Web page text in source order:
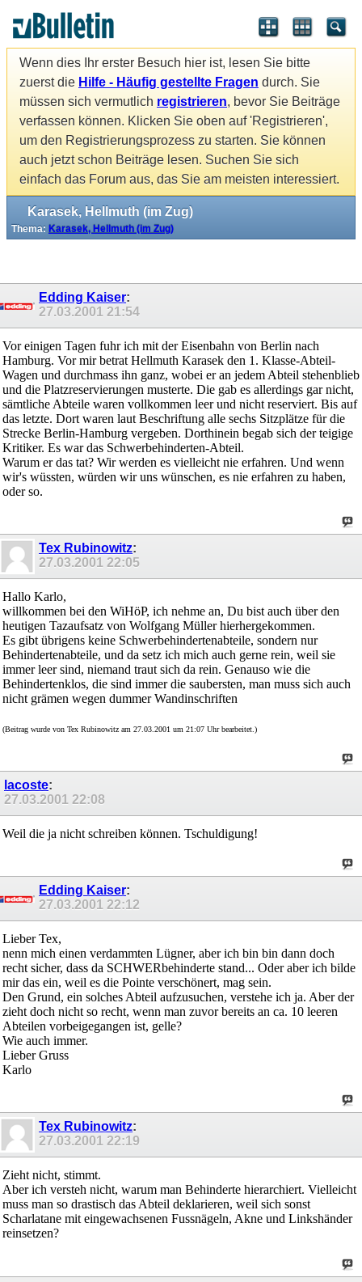
Wenn dies Ihr erster Besuch hier ist, lesen Sie bitte
zuerst die Hilfe - Häufig gestellte Fragen durch. Sie
müssen sich vermutlich registrieren, bevor Sie Beiträge
verfassen können. Klicken Sie oben auf 'Registrieren',
um den Registrierungsprozess zu starten. Sie können
auch jetzt schon Beiträge lesen. Suchen Sie sich
einfach das Forum aus, das Sie am meisten interessiert.
Karasek, Hellmuth (im Zug)
Thema: Karasek, Hellmuth (im Zug)
Edding Kaiser:
27.03.2001 21:54
Vor einigen Tagen fuhr ich mit der Eisenbahn von Berlin nach
Hamburg. Vor mir betrat Hellmuth Karasek den 1. Klasse-Abteil-
Wagen und durchmass ihn ganz, wobei er an jedem Abteil stehenblieb
und die Platzreservierungen musterte. Die gab es allerdings gar nicht,
sämtliche Abteile waren vollkommen leer und nicht reserviert. Bis auf
das letzte. Dort waren laut Beschriftung alle sechs Sitzplätze für die
Strecke Berlin-Hamburg vergeben. Dorthinein begab sich der teigige
Kritiker. Es war das Schwerbehinderten-Abteil.
Warum er das tat? Wir werden es vielleicht nie erfahren. Und wenn
wir's wüssten, würden wir uns wünschen, es nie erfahren zu haben,
oder so.
Tex Rubinowitz:
27.03.2001 22:05
Hallo Karlo,
willkommen bei den WiHöP, ich nehme an, Du bist auch über den
heutigen Tazaufsatz von Wolfgang Müller hierhergekommen.
Es gibt übrigens keine Schwerbehindertenabteile, sondern nur
Behindertenabteile, und da setz ich mich auch gerne rein, weil sie
immer leer sind, niemand traut sich da rein. Genauso wie die
Behindertenklos, die sind immer die saubersten, man muss sich auch
nicht grämen wegen dummer Wandinschriften
(Beitrag wurde von Tex Rubinowitz am 27.03.2001 um 21:07 Uhr bearbeitet.)
lacoste:
27.03.2001 22:08
Weil die ja nicht schreiben können. Tschuldigung!
Edding Kaiser:
27.03.2001 22:12
Lieber Tex,
nenn mich einen verdammten Lügner, aber ich bin bin dann doch
recht sicher, dass da SCHWERbehinderte stand... Oder aber ich bilde
mir das ein, weil es die Pointe verschönert, mag sein.
Den Grund, ein solches Abteil aufzusuchen, verstehe ich ja. Aber der
zieht doch nicht so recht, wenn man zuvor bereits an ca. 10 leeren
Abteilen vorbeigegangen ist, gelle?
Wie auch immer.
Lieber Gruss
Karlo
Tex Rubinowitz:
27.03.2001 22:19
Zieht nicht, stimmt.
Aber ich versteh nicht, warum man Behinderte hierarchiert. Vielleicht
muss man so drastisch das Abteil deklarieren, weil sich sonst
Scharlatane mit eingewachsenen Fussnägeln, Akne und Linkshänder
reinsetzen?